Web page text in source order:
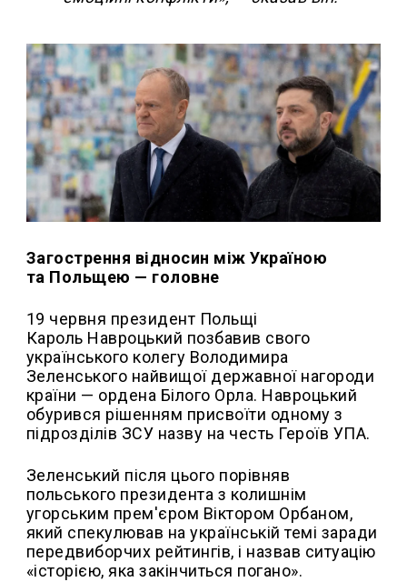
Загострення відносин між Україною
та Польщею — головне
19 червня президент Польщі
Кароль Навроцький позбавив свого
українського колегу Володимира
Зеленського найвищої державної нагороди
країни — ордена Білого Орла. Навроцький
обурився рішенням присвоїти одному з
підрозділів ЗСУ назву на честь Героїв УПА.
Зеленський після цього порівняв
польського президента з колишнім
угорським прем'єром Віктором Орбаном,
який спекулював на українській темі заради
передвиборчих рейтингів, і назвав ситуацію
«історією, яка закінчиться погано».